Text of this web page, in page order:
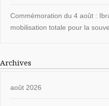
Commémoration du 4 août :
mobilisation totale pour la
Archives
août 2026